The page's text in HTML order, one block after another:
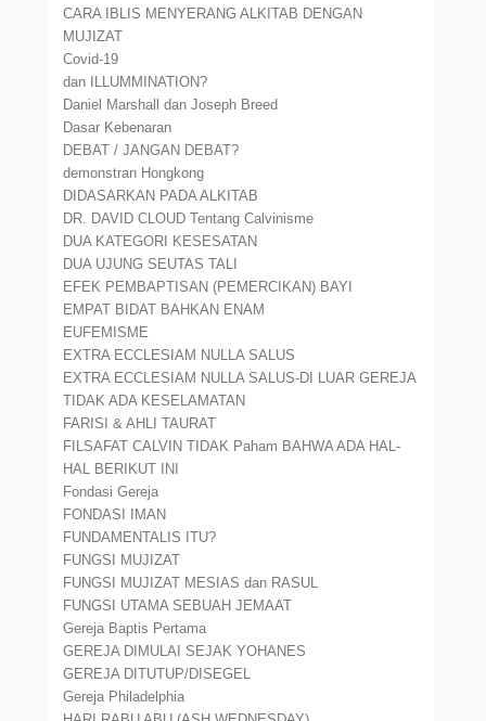
CARA IBLIS MENYERANG ALKITAB DENGAN
MUJIZAT
Covid-19
dan ILLUMMINATION?
Daniel Marshall dan Joseph Breed
Dasar Kebenaran
DEBAT / JANGAN DEBAT?
demonstran Hongkong
DIDASARKAN PADA ALKITAB
DR. DAVID CLOUD Tentang Calvinisme
DUA KATEGORI KESESATAN
DUA UJUNG SEUTAS TALI
EFEK PEMBAPTISAN (PEMERCIKAN) BAYI
EMPAT BIDAT BAHKAN ENAM
EUFEMISME
EXTRA ECCLESIAM NULLA SALUS
EXTRA ECCLESIAM NULLA SALUS-DI LUAR GEREJA
TIDAK ADA KESELAMATAN
FARISI & AHLI TAURAT
FILSAFAT CALVIN TIDAK Paham BAHWA ADA HAL-
HAL BERIKUT INI
Fondasi Gereja
FONDASI IMAN
FUNDAMENTALIS ITU?
FUNGSI MUJIZAT
FUNGSI MUJIZAT MESIAS dan RASUL
FUNGSI UTAMA SEBUAH JEMAAT
Gereja Baptis Pertama
GEREJA DIMULAI SEJAK YOHANES
GEREJA DITUTUP/DISEGEL
Gereja Philadelphia